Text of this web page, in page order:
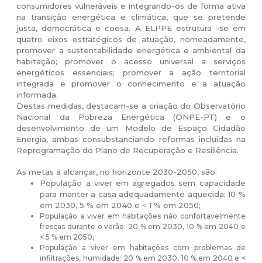
consumidores vulneráveis e integrando-os de forma ativa
na transição energética e climática, que se pretende
justa, democrática e coesa. A ELPPE estrutura -se em
quatro eixos estratégicos de atuação, nomeadamente,
promover a sustentabilidade energética e ambiental da
habitação; promover o acesso universal a serviços
energéticos essenciais; promover a ação territorial
integrada e promover o conhecimento e a atuação
informada.
Destas medidas, destacam-se a criação do Observatório
Nacional da Pobreza Energética (ONPE-PT) e o
desenvolvimento de um Modelo de Espaço Cidadão
Energia, ambas consubstanciando reformas incluídas na
Reprogramação do Plano de Recuperação e Resiliência.
As metas a alcançar, no horizonte 2030-2050, são:
População a viver em agregados sem capacidade
para manter a casa adequadamente aquecida: 10 %
em 2030, 5 % em 2040 e < 1 % em 2050;
População a viver em habitações não confortavelmente
frescas durante o verão: 20 % em 2030, 10 % em 2040 e
< 5 % em 2050;
População a viver em habitações com problemas de
infiltrações, humidade: 20 % em 2030, 10 % em 2040 e <